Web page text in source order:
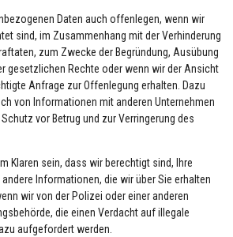
Daten auch offenlegen, wenn wir
sind, im Zusammenhang mit der Verhinderung
zum Zwecke der Begründung, Ausübung
gesetzlichen Rechte oder wenn wir der Ansicht
Anfrage zur Offenlegung erhalten. Dazu
von Informationen mit anderen Unternehmen
vor Betrug und zur Verringerung des
Klaren sein, dass wir berechtigt sind, Ihre
Informationen, die wir über Sie erhalten
wir von der Polizei oder einer anderen
die einen Verdacht auf illegale
aufgefordert werden.